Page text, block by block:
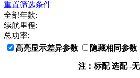
重置筛选条件
全部年款:
续航里程:
总功率:
高亮显示差异参数
隐藏相同参数
注： 标配选配 -无